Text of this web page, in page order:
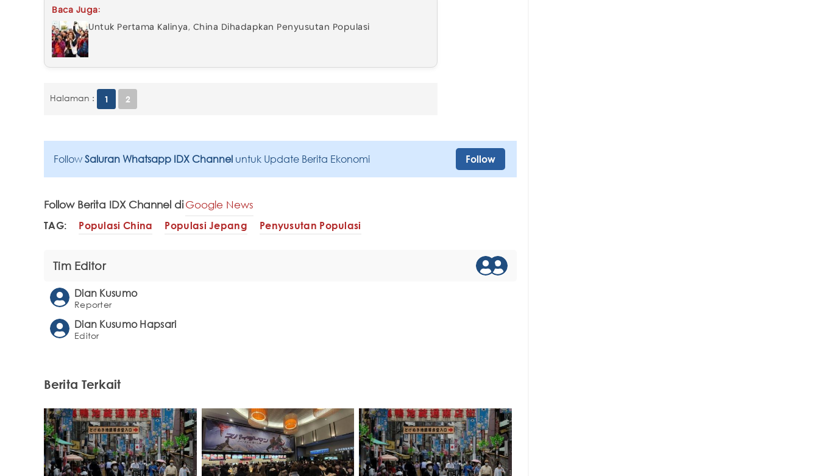
Baca Juga:
Untuk Pertama Kalinya, China Dihadapkan Penyusutan Populasi
Halaman : 1 2
Follow Saluran Whatsapp IDX Channel untuk Update Berita Ekonomi Follow
Follow Berita IDX Channel diGoogle News
TAG: Populasi China Populasi Jepang Penyusutan Populasi
Tim Editor
Dian Kusumo
Reporter
Dian Kusumo Hapsari
Editor
Berita Terkait